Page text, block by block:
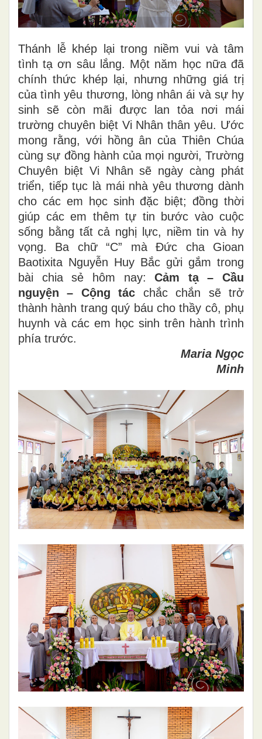
Thánh lễ khép lại trong niềm vui và tâm
tình tạ ơn sâu lắng. Một năm học nữa đã
chính thức khép lại, nhưng những giá trị
của tình yêu thương, lòng nhân ái và sự hy
sinh sẽ còn mãi được lan tỏa nơi mái
trường chuyên biệt Vi Nhân thân yêu. Ước
mong rằng, với hồng ân của Thiên Chúa
cùng sự đồng hành của mọi người, Trường
Chuyên biệt Vi Nhân sẽ ngày càng phát
triển, tiếp tục là mái nhà yêu thương dành
cho các em học sinh đặc biệt; đồng thời
giúp các em thêm tự tin bước vào cuộc
sống bằng tất cả nghị lực, niềm tin và hy
vọng. Ba chữ “C” mà Đức cha Gioan
Baotixita Nguyễn Huy Bắc gửi gắm trong
bài chia sẻ hôm nay:Cảm tạ – Cầu
nguyện – Cộng tác chắc chắn sẽ trở
thành hành trang quý báu cho thầy cô, phụ
huynh và các em học sinh trên hành trình
phía trước.
Maria Ngọc
Minh